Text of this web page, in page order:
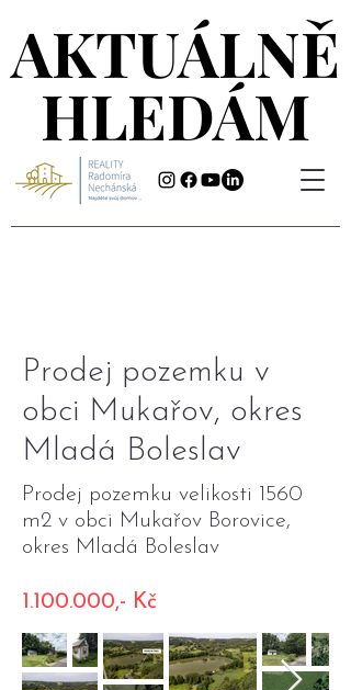
AKTUÁLNĚ
HLEDÁM
AKTUÁLNĚ
HLEDÁM
Prodej pozemku v
obci Mukařov, okres
Mladá Boleslav
Prodej pozemku velikosti 1560
m2 v obci Mukařov Borovice,
okres Mladá Boleslav
1.100.000,- Kč